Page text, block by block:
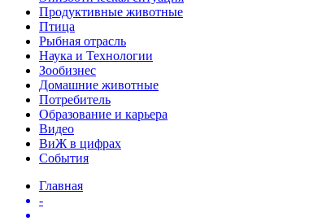
Продуктивные животные
Птица
Рыбная отрасль
Наука и Технологии
Зообизнес
Домашние животные
Потребитель
Образование и карьера
Видео
ВиЖ в цифрах
События
Главная
-